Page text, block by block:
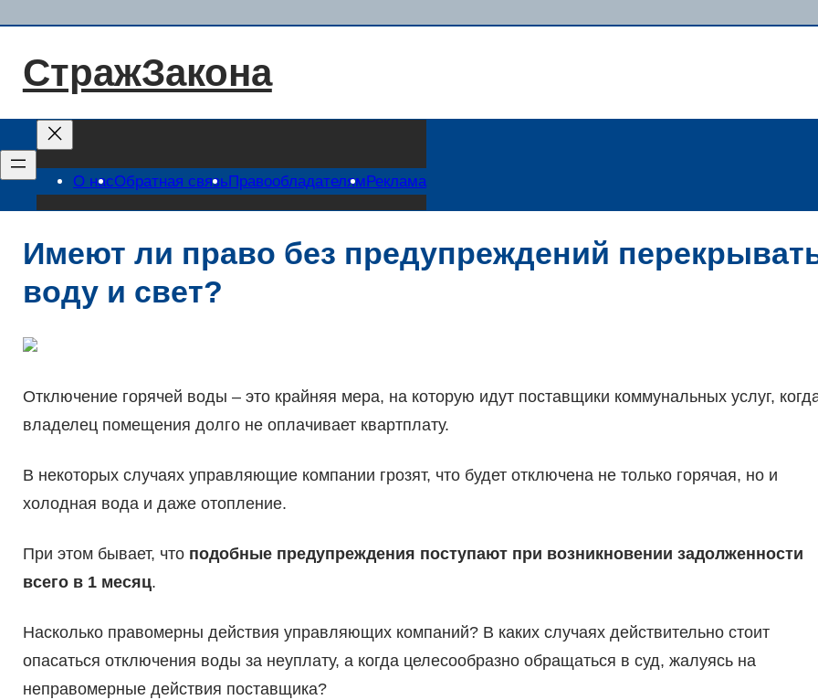
содержимому
СтражЗакона
О насОбратная связь Правообладателям Реклама
Имеют ли право без предупреждений
воду и свет?
Отключение горячей воды – это крайняя мера, на которую идут поставщики коммунальных услуг,
владелец помещения долго не оплачивает квартплату.
В некоторых случаях управляющие компании грозят, что будет отключена не только горячая, но и
холодная вода и даже отопление.
При этом бывает, что подобные предупреждения поступают при возникновении задолженности
всего в 1 месяц.
Насколько правомерны действия управляющих компаний? В каких случаях действительно стоит
опасаться отключения воды за неуплату, а когда целесообразно обращаться в суд, жалуясь на
неправомерные действия поставщика?